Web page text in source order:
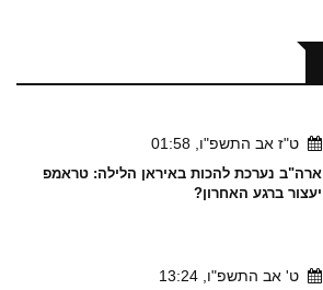
ט"ז אב התשפ"ו, 01:58
ארה"ב נערכת להכות באיראן הלילה: טראמפ
יעצור ברגע האחרון?
ט' אב התשפ"ו, 13:24